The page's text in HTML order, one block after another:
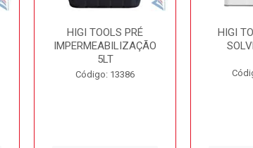
HIGI TOOLS PRÉ
IMPERMEABILIZAÇÃO
5LT
Código: 13386
HIGI